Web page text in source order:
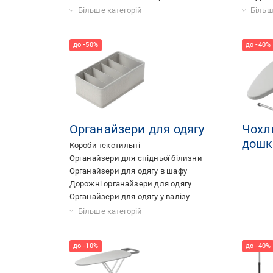
Кошики для білизни круглі
Кондиціонери для білизни
Пральні порошки
Кошики для білизни складані
Кошики для білизни кутові
Кошики для білизни коричневі
Кошики для білизни сірі
Кошики для білизни зелений
Кошики для білизни рожеві
Більше категорій
Органайзери для одягу
Короби текстильні
Органайзери для спідньої білизни
Органайзери для одягу в шафу
Дорожні органайзери для одягу
Органайзери для одягу у валізу
Органайзери для постільної білизни
Органайзери текстильні вертикальні
Підвісні органайзери для одягу
Органайзери текстильні для дрібничок
Органайзери для шкарпеток
Більше категорій